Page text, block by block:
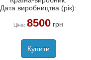
Дата виробництва (рік):
Ціна: 8500грн
Купити